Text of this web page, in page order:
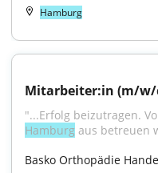
Hamburg
Mitarbeiter:in (m/w/
Hamburg aus betreuen
Basko Orthopädie